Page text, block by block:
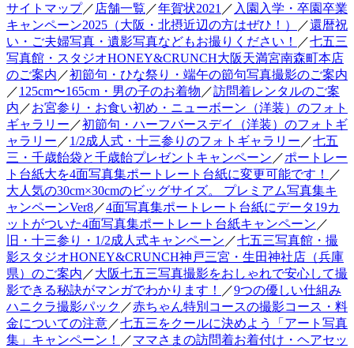
サイトマップ／ 店舗一覧 ／年賀状2021 ／ 入園入学・卒園卒業
キャンペーン2025（大阪・北摂近辺の方はぜひ！）
／還暦祝
い・ご夫婦写真・遺影写真などもお撮りください！ ／七五三
写真館・スタジオHONEY&CRUNCH大阪天満宮南森町本店
のご案内 ／初節句・ひな祭り・端午の節句写真撮影のご案内
／125cm〜165cm・男の子のお着物 ／訪問着レンタルのご案
内 ／お宮参り・お食い初め・ニューボーン（洋装）のフォト
ギャラリー ／初節句・ハーフバースデイ（洋装）のフォトギ
ャラリー ／1/2成人式・十三参りのフォトギャラリー ／七五
三・千歳飴袋と千歳飴プレゼントキャンペーン ／ポートレー
ト台紙大を4面写真集ポートレート台紙に変更可能です！ ／
大人気の30cm×30cmのビッグサイズ。 プレミアム写真集キ
ャンペーンVer8／4面写真集ポートレート台紙にデータ19カ
ットがついた4面写真集ポートレート台紙キャンペーン ／
旧・十三参り・1/2成人式キャンペーン ／七五三写真館・撮
影スタジオHONEY&CRUNCH神戸三宮・生田神社店（兵庫
県）のご案内 ／大阪七五三写真撮影をおしゃれで安心して撮
影できる秘訣がマンガでわかります！ ／9つの優しい仕組み
ハニクラ撮影パック ／赤ちゃん特別コースの撮影コース・料
金についての注意／七五三をクールに決めよう「アート写真
集」キャンペーン！ ／ママさまの訪問着お着付け・ヘアセッ